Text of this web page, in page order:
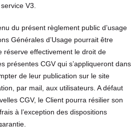
V3.
du présent règlement public d’usage
Générales d’Usage pourrait être
réserve effectivement le droit de
présentes CGV qui s’appliqueront dans
de leur publication sur le site
par mail, aux utilisateurs. A défaut
CGV, le Client pourra résilier son
à l’exception des dispositions